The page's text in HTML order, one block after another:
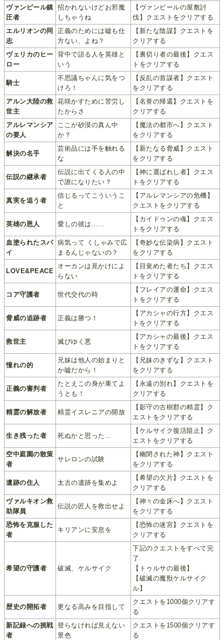
ヴァンピール鎮
圧者
招かれないけどお邪魔
しちゃうね
【ヴァンピールの屋敷討
伐】クエストをクリアする
エルリオンの同
志
正義のためには嘘も仕
方ない、よね？
【新たな陰謀】クエストを
クリアする
ヴェリカのヒー
ロー
背中で語る人を英雄と
いう
【裏切り者の最後】クエス
トをクリアする
騎士
不思議ちゃんに気をつ
けろ！
【反乱の首謀者】クエスト
をクリアする
アルン大陸の救
世主
花咲かすために苦労し
たからさ
【名誉の帰還】クエストを
クリアする
アルレマンシア
の要人
ここが砂漠の真ん中
か？
【魔法の都市へ】クエスト
をクリアする
解決の名手
芸術品には手を触れる
な
【新たなる脅威】クエスト
をクリアする
伝説の継承者
伝説に出てくる人の中
で誰になりたい？
【神に選ばれし者】クエス
トをクリアする
真実を追う者
信じるってこういうこ
と
【アルレマンシアの危機】
クエストをクリアする
英雄の恩人 愛しの彼は……
【カイドゥンの魂】クエス
トをクリアする
血塗られたスパ
イ
病気って くしゃみで広
まるんじゃないの？
【奇妙な伝染病】クエスト
をクリアする
LOVE&PEACE
オーカンは見かけによ
らない
【目覚めた者たち】クエス
トをクリアする
コア守護者 世代交代の時
【フレイアの運命】クエス
トをクリアする
脅威の追跡者 正義は勝つ！
【アカシャの行方】クエス
トをクリアする
救世主 滅びゆく悪
【アカシャの最後】クエス
トをクリアする
憧れの的
兄妹は他人の始まりと
か嘘だから！
【兄妹のきずな】クエスト
をクリアする
正義の審判者
たとえこの身が果てよ
うとも！
【永遠の別れ】クエストを
クリアする
精霊の解放者 精霊イスレニアの開放
【影守の古樹郡の精霊】ク
エストをクリアする
生き残った者 死ぬかと思った…
【ケルサイク復活阻止】ク
エストをクリアする
空中庭園の散策
者
サレロンの試験
【幽閉された神】クエスト
をクリアする
遺跡の住人 太古の遺跡を集めよ
【希望の欠片】クエストを
クリアする
ヴァルキオン救
助隊員
伝説の匠人を救出せよ
【神々の金床へ】クエスト
をクリアする
恐怖を克服した
者
キリアンに安息を
【恐怖の迷宮】クエストを
クリアする
希望の守護者 破滅、ケルサイク
下記のクエストをすべて完
了
【トゥルサの最後】
【破滅の魔獣ケルサイク
ル】
歴史の開拓者 更なる高みを目指して
クエストを1000個クリアす
る
新記録への挑戦
者
登らなければ見えない
景色
クエストを1500個クリアす
る